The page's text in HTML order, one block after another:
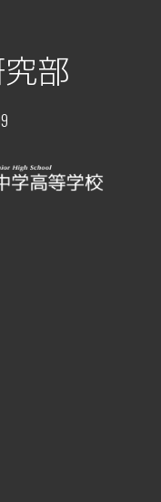
部